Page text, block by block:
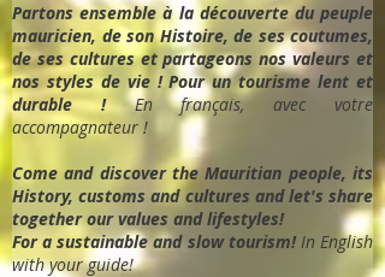
Partons ensemble à la découverte du peuple
mauricien, de son Histoire, de ses coutumes,
de ses cultures et partageons nos valeurs et
nos styles de vie ! Pour un tourisme lent et
durable !En français, avec votre
accompagnateur !
Come and discover the Mauritian people, its
History, customs and cultures and let's share
together our values and lifestyles!
For a sustainable and slow tourism!In English
with your guide!